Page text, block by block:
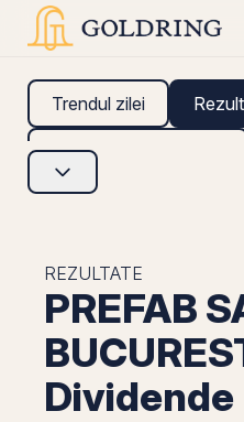
Trendul zilei
Analize fundamentale
REZULTATE
PREFAB
Dividende